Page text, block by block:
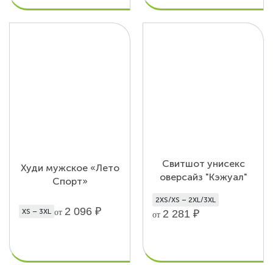
Худи мужское «Лето
Спорт»
XS – 3XL от 2 096 ₽
Свитшот унисекс
оверсайз "Кэжуал"
2XS/XS – 2XL/3XL
от 2 281 ₽